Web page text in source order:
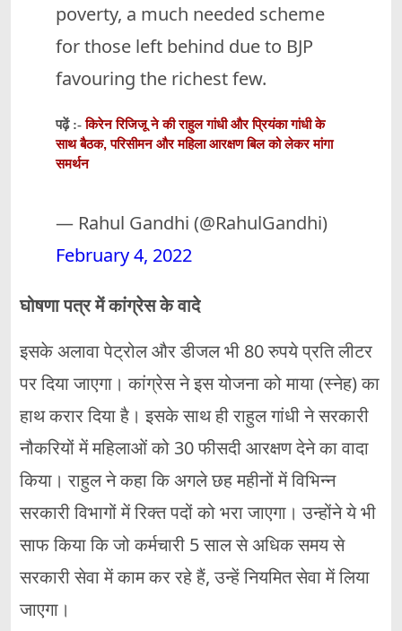
poverty, a much needed scheme
for those left behind due to BJP
favouring the richest few.
पढ़ें :-किरेन रिजिजू ने की राहुल गांधी और प्रियंका गांधी के
साथ बैठक, परिसीमन और महिला आरक्षण बिल को लेकर मांगा
समर्थन
— Rahul Gandhi (@RahulGandhi)
February 4, 2022
घोषणा पत्र में कांग्रेस के वादे
इसके अलावा पेट्रोल और डीजल भी 80 रुपये प्रति लीटर
पर दिया जाएगा। कांग्रेस ने इस योजना को माया (स्नेह) का
हाथ करार दिया है। इसके साथ ही राहुल गांधी ने सरकारी
नौकरियों में महिलाओं को 30 फीसदी आरक्षण देने का वादा
किया। राहुल ने कहा कि अगले छह महीनों में विभिन्न
सरकारी विभागों में रिक्त पदों को भरा जाएगा। उन्होंने ये भी
साफ किया कि जो कर्मचारी 5 साल से अधिक समय से
सरकारी सेवा में काम कर रहे हैं, उन्हें नियमित सेवा में लिया
जाएगा।